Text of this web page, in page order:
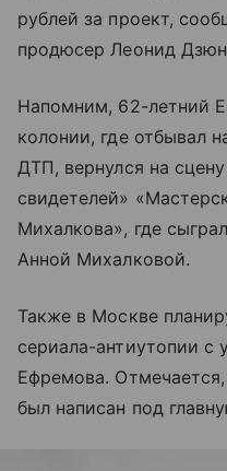
рублей за проект,
продюсер Леонид
Напомним, 62-летний
колонии, где отбывал
ДТП, вернулся на
свидетелей»
Михалкова», где
Анной Михалковой.
Также в Москве
сериала-антиутопии с
Ефремова.
был написан под